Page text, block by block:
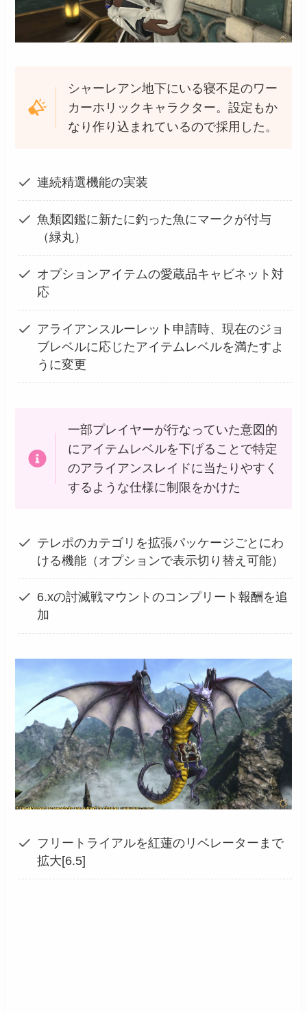
シャーレアン地下にいる寝不足のワー
カーホリックキャラクター。設定もか
なり作り込まれているので採用した。
連続精選機能の実装
魚類図鑑に新たに釣った魚にマークが付与
（緑丸）
オプションアイテムの愛蔵品キャビネット対
応
アライアンスルーレット申請時、現在のジョ
ブレベルに応じたアイテムレベルを満たすよ
うに変更
一部プレイヤーが行なっていた意図的
にアイテムレベルを下げることで特定
のアライアンスレイドに当たりやすく
するような仕様に制限をかけた
テレポのカテゴリを拡張パッケージごとにわ
ける機能（オプションで表示切り替え可能）
6.xの討滅戦マウントのコンプリート報酬を追
加
フリートライアルを紅蓮のリベレーターまで
拡大[6.5]